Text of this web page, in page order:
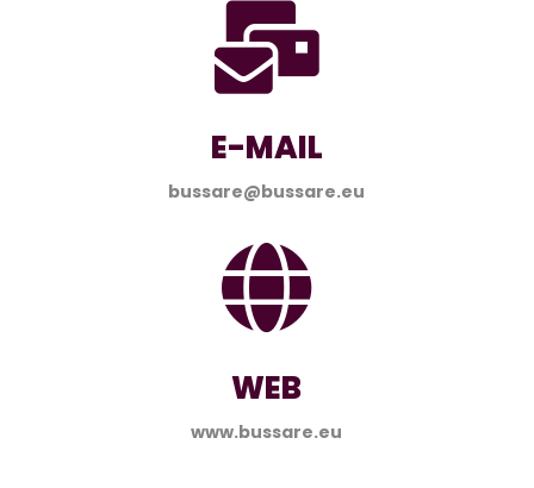

E-MAIL
bussare@bussare.eu

WEB
www.bussare.eu